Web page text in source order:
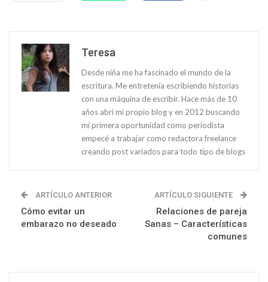
Teresa
Desde niña me ha fascinado el mundo de la
escritura. Me entretenía escribiendo historias
con una máquina de escribir. Hace más de 10
años abrí mi propio blog y en 2012 buscando
mi primera oportunidad como periodista
empecé a trabajar como redactora freelance
creando post variados para todo tipo de blogs
ARTÍCULO ANTERIOR
Cómo evitar un
embarazo no deseado
ARTÍCULO SIGUIENTE
Relaciones de pareja
Sanas – Características
comunes